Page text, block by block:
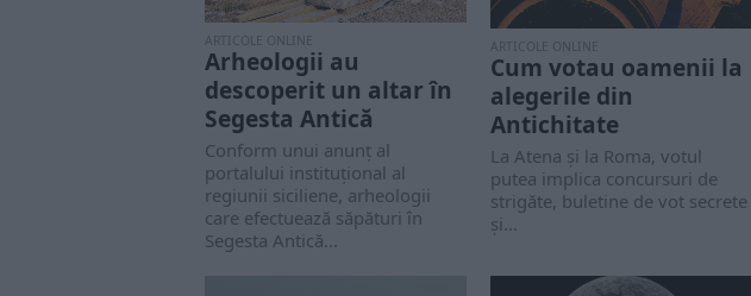
ARTICOLE ONLINE
Arheologii au
descoperit un altar în
Segesta Antică
Conform unui anunț al
portalului instituțional al
regiunii siciliene, arheologii
care efectuează săpături în
Segesta Antică...
ARTICOLE ONLINE
Cum votau oamenii la
alegerile din
Antichitate
La Atena și la Roma, votul
putea implica concursuri de
strigăte, buletine de vot secrete
și...